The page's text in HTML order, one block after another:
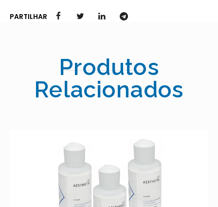
PARTILHAR
Produtos
Relacionados
MEGA CRYL GINGIVA –